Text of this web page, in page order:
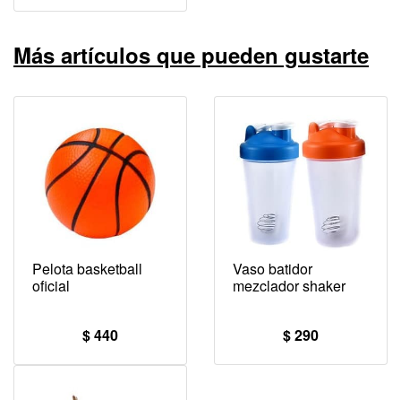
Más artículos que pueden gustarte
Pelota basketball
oficial
$ 440
Vaso batidor
mezclador shaker
$ 290